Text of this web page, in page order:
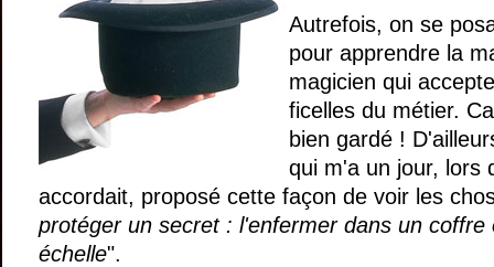
Autrefois, on se
pour apprendre la
magicien qui
ficelles du métier.
bien gardé !
qui m'a un jour, lors
accordait, proposé cette façon de voir les
protéger un secret : l'enfermer dans un coffre
échelle".